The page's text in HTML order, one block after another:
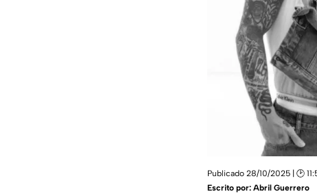
Publicado 28/10/2025 | 🕑
Escrito por: Abril Guerrero